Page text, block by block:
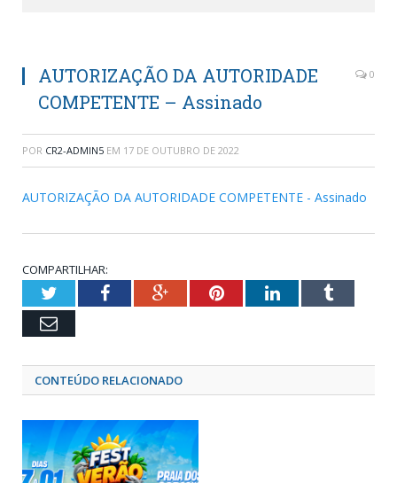
AUTORIZAÇÃO DA AUTORIDADE
COMPETENTE – Assinado
0
POR CR2-ADMIN5 EM 17 DE OUTUBRO DE 2022
AUTORIZAÇÃO DA AUTORIDADE COMPETENTE - Assinado
COMPARTILHAR:
TwitterFacebookGoogle+PinterestLinkedInTumblr
Email
CONTEÚDO RELACIONADO